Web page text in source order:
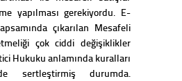
yapılması gerekiyordu. E-
çıkarılan Mesafeli
çok ciddi değişiklikler
Hukuku anlamında kuralları
sertleştirmiş durumda.